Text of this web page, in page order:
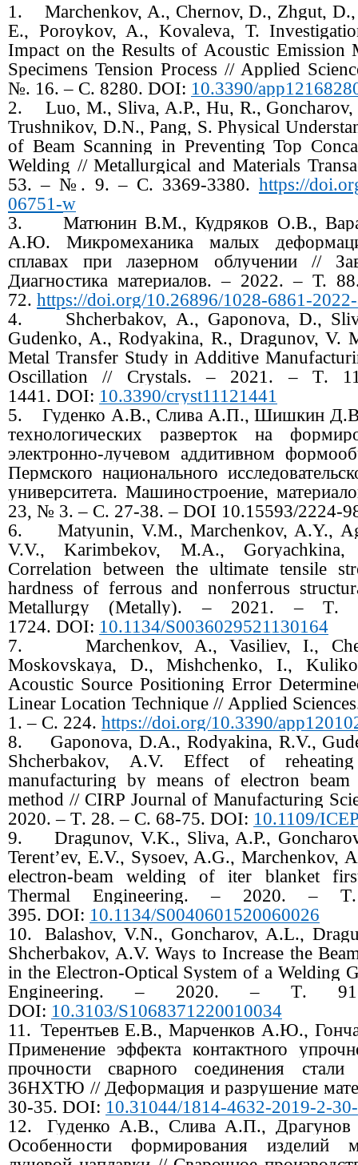
1.
Marchenkov, A., Chernov, D., Zhgut,
E., Poroykov, A., Kovaleva, T.
Impact on the Results of Acoustic Emission
Specimens Tension Process // Applied
№. 16. – С. 8280. DOI: 10.3390/
2.
Luo, M., Sliva, A.P., Hu, R.,
Trushnikov, D.N., Pang, S. Physical
of Beam Scanning in Preventing Top
Welding // Metallurgical and Materials
53. – №. 9. – С. 3369-3380. https://
06751-w
3.
Матюнин В.М., Кудряков О.В.,
А.Ю. Микромеханика малых
сплавах при лазерном облучении //
Диагностика материалов. – 2022. –
72. https://doi.org/10.26896/1028-6861-
4.
Shcherbakov, A., Gaponova, D.,
Gudenko, A., Rodyakina, R., Dragunov, V.
Metal Transfer Study in Additive
Oscillation // Crystals. – 2021. – Т.
1441. DOI: 10.3390/cryst11121441
5.
Гуденко А.В., Слива А.П., Шишкин Д.В.
технологических разверток на
электронно-лучевом аддитивном
Пермского национального
университета. Машиностроение,
23, № 3. – С. 27-38. – DOI 10.15593/2224-
6.
Matyunin, V.M., Marchenkov, A.Y.,
V.V., Karimbekov, M.A.,
Correlation between the ultimate tensile
hardness of ferrous and nonferrous
Metallurgy (Metally). – 2021. –Т.
1724. DOI: 10.1134/S0036029521130164
7.
Marchenkov, A., Vasiliev, I.,
Moskovskaya, D., Mishchenko, I.,
Acoustic Source Positioning Error
Linear Location Technique // Applied
1. – С. 224. https://doi.org/10.3390/
8.
Gaponova, D.A., Rodyakina, R.V.,
Shcherbakov, A.V. Effect of
manufacturing by means of electron
method // CIRP Journal of Manufacturing
2020. – Т. 28. – С. 68-75. DOI: 10.1109/
9.
Dragunov, V.K., Sliva, A.P.,
Terent’ev, E.V., Sysoev, A.G., Marchenkov,
electron-beam welding of iter blanket
Thermal Engineering. – 2020. – Т
395. DOI: 10.1134/S0040601520060026
10.
Balashov, V.N., Goncharov, A.L.,
Shcherbakov, A.V. Ways to Increase the
in the Electron-Optical System of a Welding
Engineering. – 2020. – Т.
DOI: 10.3103/S1068371220010034
11. Терентьев Е.В., Марченков А.Ю.,
Применение эффекта контактного
прочности сварного соединения
36НХТЮ // Деформация и разрушение
30-35. DOI: 10.31044/1814-4632-2019-2-
12.
Гуденко А.В., Слива А.П.,
Особенности формирования изделий